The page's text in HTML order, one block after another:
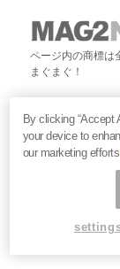
ページ内の商標は
まぐまぐ！
By clicking “Accept
your device to
our marketing